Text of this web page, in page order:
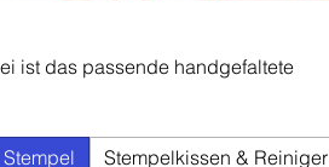
ist das passende handgefaltete
Stempel Stempelkissen & Reiniger